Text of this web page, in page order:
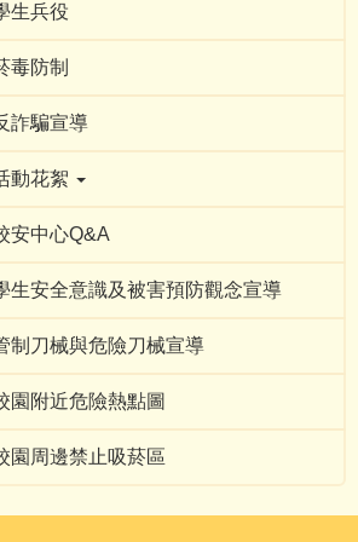
生兵役
毒防制
詐騙宣導
動花絮
安中心Q&A
生安全意識及被害預防觀念宣導
制刀械與危險刀械宣導
園附近危險熱點圖
園周邊禁止吸菸區